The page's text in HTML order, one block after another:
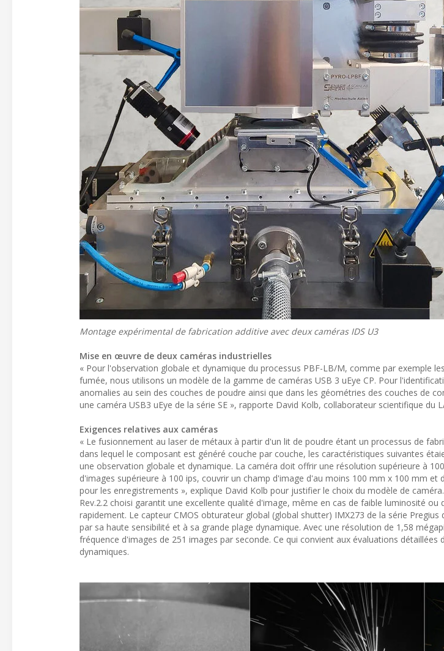
Montage expérimental de fabrication additive avec deux caméras IDS U3
Mise en œuvre de deux caméras industrielles
« Pour l'observation globale et dynamique du processus PBF-LB/M, comme par exemple
fumée, nous utilisons un modèle de la gamme de caméras USB 3 uEye CP. Pour
anomalies au sein des couches de poudre ainsi que dans les géométries des couches de
une caméra USB3 uEye de la série SE », rapporte David Kolb, collaborateur scientifique du
Exigences relatives aux caméras
« Le fusionnement au laser de métaux à partir d'un lit de poudre étant un processus de
dans lequel le composant est généré couche par couche, les caractéristiques suivantes
une observation globale et dynamique. La caméra doit offrir une résolution supérieure à
d'images supérieure à 100 ips, couvrir un champ d'image d'au moins 100 mm x 100 mm et
pour les enregistrements », explique David Kolb pour justifier le choix du modèle de
Rev.2.2 choisi garantit une excellente qualité d'image, même en cas de faible luminosité
rapidement. Le capteur CMOS obturateur global (global shutter) IMX273 de la série
par sa haute sensibilité et à sa grande plage dynamique. Avec une résolution de 1,58
fréquence d'images de 251 images par seconde. Ce qui convient aux évaluations détaillées
dynamiques.